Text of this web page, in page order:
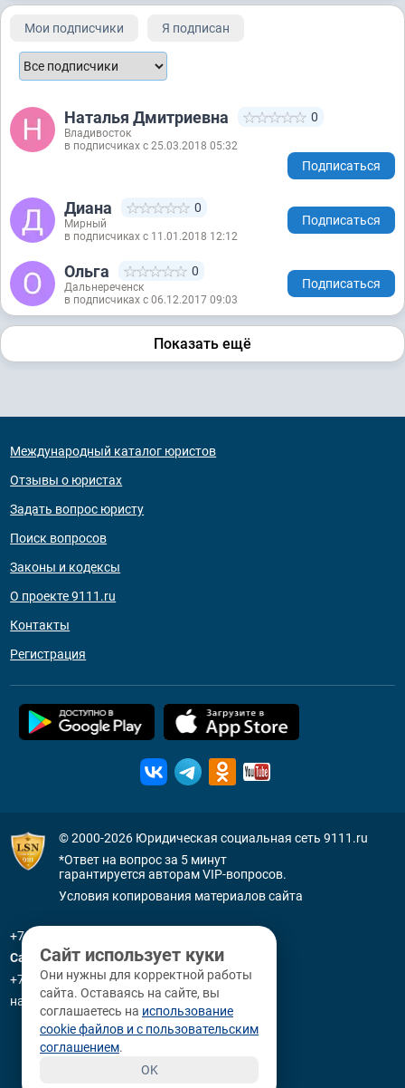
Мои подписчики Я подписан
Наталья Дмитриевна 0
Владивосток
в подписчиках с 25.03.2018 05:32
Подписаться
Диана 0
Мирный
в подписчиках с 11.01.2018 12:12
Подписаться
Ольга 0
Дальнереченск
в подписчиках с 06.12.2017 09:03
Подписаться
Показать ещё
Международный каталог юристов
Отзывы о юристах
Задать вопрос юристу
Поиск вопросов
Законы и кодексы
О проекте 9111.ru
Контакты
Регистрация
© 2000-2026 Юридическая социальная сеть 9111.ru
*Ответ на вопрос за 5 минут
гарантируется авторам VIP-вопросов.
Условия копирования материалов сайта
+7 (800) 505-91-11
Санкт-Петербург
+7 (812) 336-92-64
наб. р. Фонтанки, д. 59
Сайт использует куки
Они нужны для корректной работы
сайта. Оставаясь на сайте, вы
соглашаетесь на использование
cookie файлов и с пользовательским
соглашением.
OK